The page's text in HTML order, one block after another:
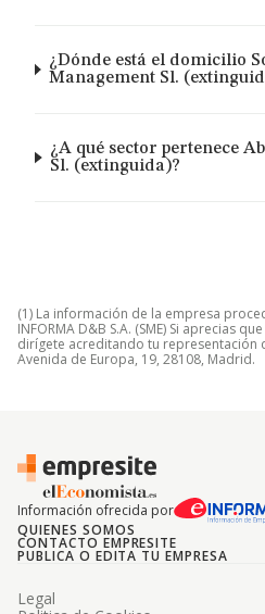
¿Dónde está el domicilio
Management Sl.
¿A qué sector pertenece
Sl. (extinguida)?
(1) La información de la empresa
INFORMA D&B S.A. (SME) Si aprecias
dirígete acreditando tu representación
Avenida de Europa, 19, 28108, Madrid.
Información ofrecida por
QUIENES SOMOS
CONTACTO EMPRESITE
PUBLICA O EDITA TU EMPRESA
Legal